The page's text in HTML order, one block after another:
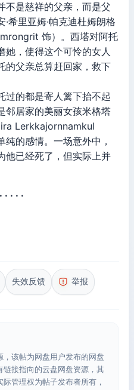
不是慈祥的父亲，而是父
希里亚姆·帕克迪杜姆朗格
饰）。西塔对阿托
她，使得这个可怜的女人
的父亲总算赶回家，救下
的都是寄人篱下抬不起
邻居家的美丽女孩米格塔
Lerkkajornnamkul
的感情。一场意外中，
他已经死了，但实际上并
· · ·
失效反馈 举报
该帖为网盘用户发布的网盘
链接指向的云盘网盘资源，其
管理权为帖子发布者所有，